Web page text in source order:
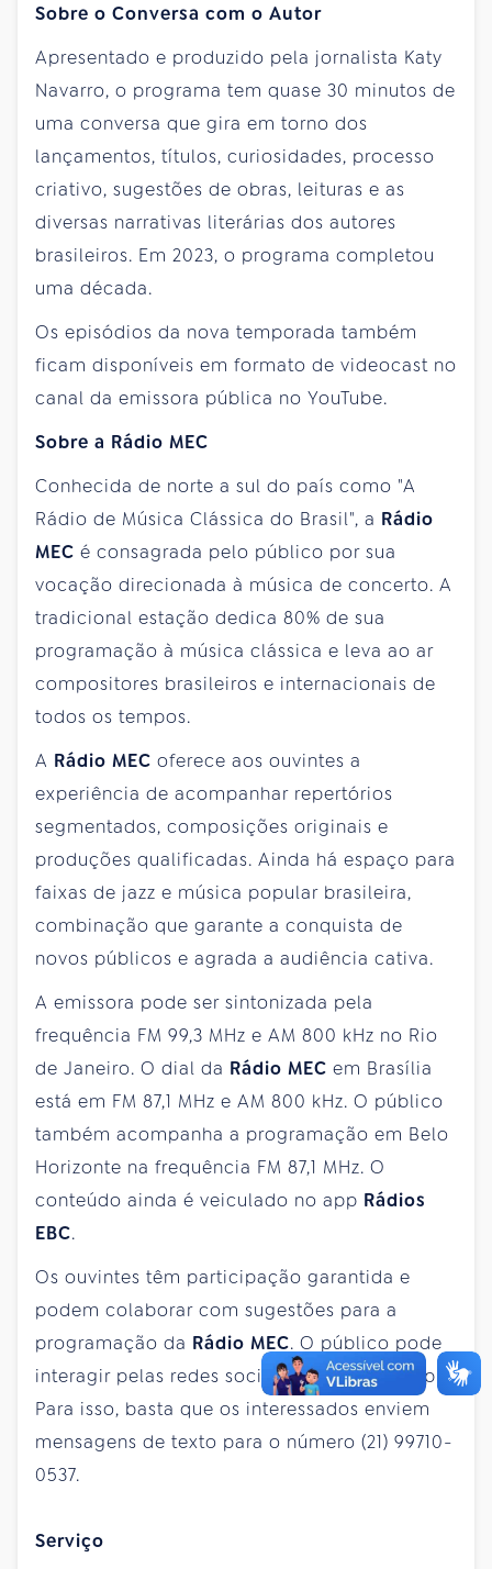
Sobre o Conversa com o Autor
Apresentado e produzido pela jornalista Katy
Navarro, o programa tem quase 30 minutos de
uma conversa que gira em torno dos
lançamentos, títulos, curiosidades, processo
criativo, sugestões de obras, leituras e as
diversas narrativas literárias dos autores
brasileiros. Em 2023, o programa completou
uma década.
Os episódios da nova temporada também
ficam disponíveis em formato de videocast no
canal da emissora pública no YouTube.
Sobre a Rádio MEC
Conhecida de norte a sul do país como "A
Rádio de Música Clássica do Brasil", a Rádio
MEC é consagrada pelo público por sua
vocação direcionada à música de concerto. A
tradicional estação dedica 80% de sua
programação à música clássica e leva ao ar
compositores brasileiros e internacionais de
todos os tempos.
A Rádio MEC oferece aos ouvintes a
experiência de acompanhar repertórios
segmentados, composições originais e
produções qualificadas. Ainda há espaço para
faixas de jazz e música popular brasileira,
combinação que garante a conquista de
novos públicos e agrada a audiência cativa.
A emissora pode ser sintonizada pela
frequência FM 99,3 MHz e AM 800 kHz no Rio
de Janeiro. O dial da Rádio MEC em Brasília
está em FM 87,1 MHz e AM 800 kHz. O público
também acompanha a programação em Belo
Horizonte na frequência FM 87,1 MHz. O
conteúdo ainda é veiculado no app Rádios
EBC.
Os ouvintes têm participação garantida e
podem colaborar com sugestões para a
programação da Rádio MEC. O público pode
interagir pelas redes sociais e pelo WhatsApp.
Para isso, basta que os interessados enviem
mensagens de texto para o número (21) 99710-
0537.
Serviço